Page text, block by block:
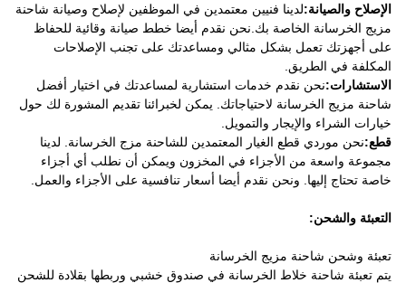
الإصلاح والصيانة:لدينا فنيين معتمدين في الموظفين لإصلاح وصيانة شاحنة
مزيج الخرسانة الخاصة بك.نحن نقدم أيضا خطط صيانة وقائية للحفاظ
على أجهزتك تعمل بشكل مثالي ومساعدتك على تجنب الإصلاحات
المكلفة في الطريق.
الاستشارات:نحن نقدم خدمات استشارية لمساعدتك في اختيار أفضل
شاحنة مزيج الخرسانة لاحتياجاتك. يمكن لخبرائنا تقديم المشورة لك حول
خيارات الشراء والإيجار والتمويل.
قطع:نحن موردي قطع الغيار المعتمدين للشاحنة مزج الخرسانة. لدينا
مجموعة واسعة من الأجزاء في المخزون ويمكن أن نطلب أي أجزاء
خاصة تحتاج إليها. ونحن نقدم أيضا أسعار تنافسية على الأجزاء والعمل.
التعبئة والشحن:
تعبئة وشحن شاحنة مزيج الخرسانة
يتم تعبئة شاحنة خلاط الخرسانة في صندوق خشبي وربطها بقلادة للشحن